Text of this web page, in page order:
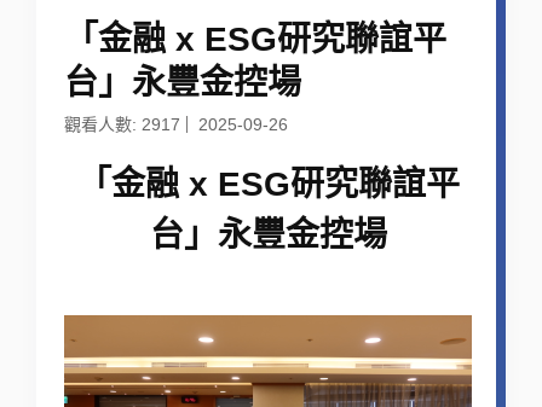
「金融 x ESG研究聯誼平
台」永豐金控場
觀看人數: 2917 2025-09-26
「金融 x ESG研究聯誼平
台」永豐金控場